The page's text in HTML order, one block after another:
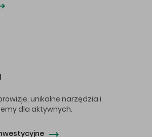
unikalne narzędzia i
dla aktywnych.